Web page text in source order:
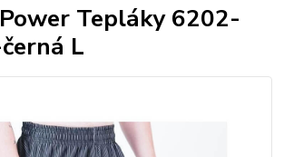
Tepláky 6202-
L